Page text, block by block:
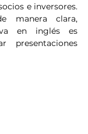
e inversores.
manera clara,
en inglés es
presentaciones